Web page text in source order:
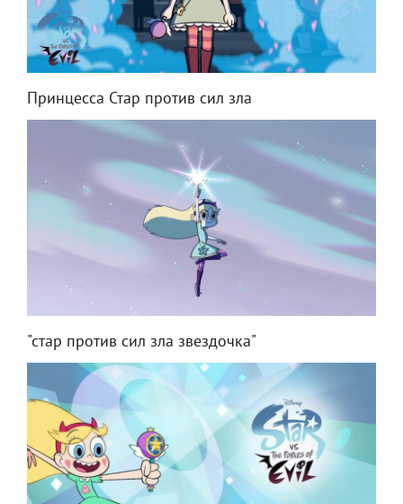
Принцесса Стар против сил зла
"стар против сил зла звездочка"